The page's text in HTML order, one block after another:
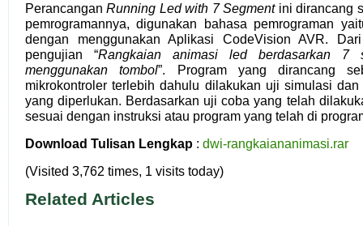
PerancanganRunning Led with 7 Segmentini dirancang
pemrogramannya, digunakan bahasa pemrograman
dengan menggunakan Aplikasi CodeVision AVR.
pengujian “Rangkaian animasi led berdasarkan 7
menggunakan tombol”. Program yang dirancang
mikrokontroler terlebih dahulu dilakukan uji simulasi
yang diperlukan. Berdasarkan uji coba yang telah
sesuai dengan instruksi atau program yang telah di
Download Tulisan Lengkap : dwi-rangkaiananimasi.rar
(Visited 3,762 times, 1 visits today)
Related Articles